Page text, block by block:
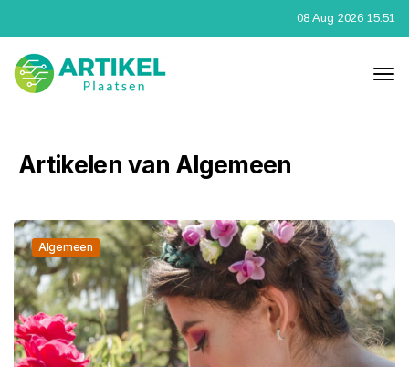
08 Aug 2026 15:51
Artikelen van Algemeen
Algemeen